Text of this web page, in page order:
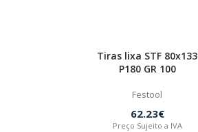
Tiras lixa STF 80x133
P180 GR 100
Festool
62.23€
Preço Sujeito a IVA